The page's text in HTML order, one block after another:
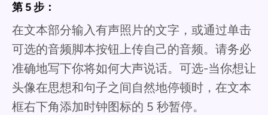
第 5 步：
在文本部分输入有声照片的文字，或通过单击
可选的音频脚本按钮上传自己的音频。请务必
准确地写下你将如何大声说话。可选-当你想让
头像在思想和句子之间自然地停顿时，在文本
框右下角添加时钟图标的 5 秒暂停。